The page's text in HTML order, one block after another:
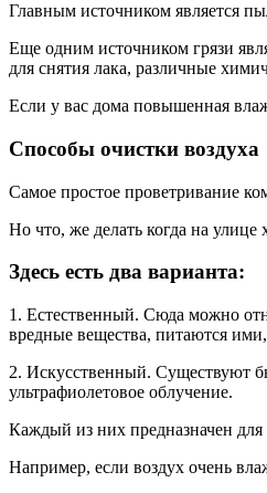
Главным источником является
Еще одним источником грязи
для снятия лака, различные
Если у вас дома повышенная
Способы очистки воздуха
Самое простое проветривание
Но что, же делать когда на
Здесь есть два варианта:
1. Естественный. Сюда можно
вредные вещества, питаются
2. Искусственный. Существуют
ультрафиолетовое облучение.
Каждый из них предназначен для
Например, если воздух очень